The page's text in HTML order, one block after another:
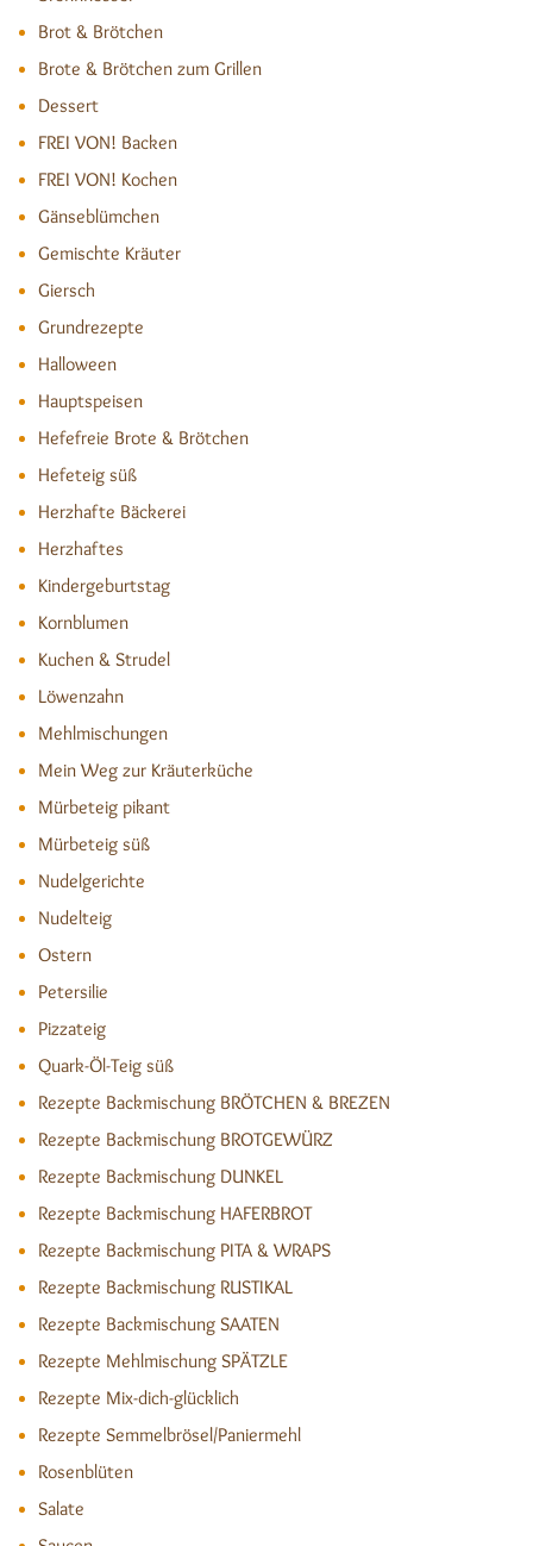
Brot & Brötchen
Brote & Brötchen zum Grillen
Dessert
FREI VON! Backen
FREI VON! Kochen
Gänseblümchen
Gemischte Kräuter
Giersch
Grundrezepte
Halloween
Hauptspeisen
Hefefreie Brote & Brötchen
Hefeteig süß
Herzhafte Bäckerei
Herzhaftes
Kindergeburtstag
Kornblumen
Kuchen & Strudel
Löwenzahn
Mehlmischungen
Mein Weg zur Kräuterküche
Mürbeteig pikant
Mürbeteig süß
Nudelgerichte
Nudelteig
Ostern
Petersilie
Pizzateig
Quark-Öl-Teig süß
Rezepte Backmischung BRÖTCHEN & BREZEN
Rezepte Backmischung BROTGEWÜRZ
Rezepte Backmischung DUNKEL
Rezepte Backmischung HAFERBROT
Rezepte Backmischung PITA & WRAPS
Rezepte Backmischung RUSTIKAL
Rezepte Backmischung SAATEN
Rezepte Mehlmischung SPÄTZLE
Rezepte Mix-dich-glücklich
Rezepte Semmelbrösel/Paniermehl
Rosenblüten
Salate